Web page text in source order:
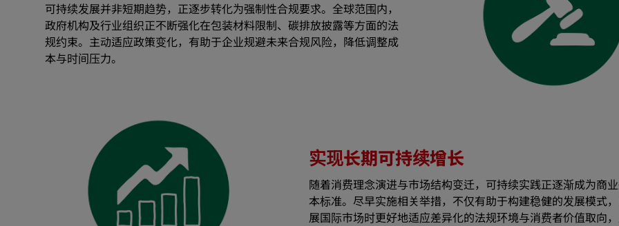
可持续发展并非短期趋势，正逐步转化为强制性合规要求。全球范围内，
政府机构及行业组织正不断强化在包装材料限制、碳排放披露等方面的法
规约束。主动适应政策变化，有助于企业规避未来合规风险，降低调整成
本与时间压力。
实现长期可持续增长
随着消费理念演进与市场结构变迁，可持续实践正逐渐成为商
本标准。尽早实施相关举措，不仅有助于构建稳健的发展模式
展国际市场时更好地适应差异化的法规环境与消费者价值取向